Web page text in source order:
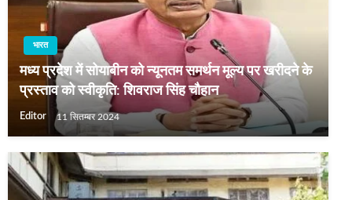
भारत
मध्य प्रदेश में सोयाबीन को न्यूनतम समर्थन मूल्य पर खरीदने के
प्रस्ताव को स्वीकृति: शिवराज सिंह चौहान
Editor 11 सितम्बर 2024